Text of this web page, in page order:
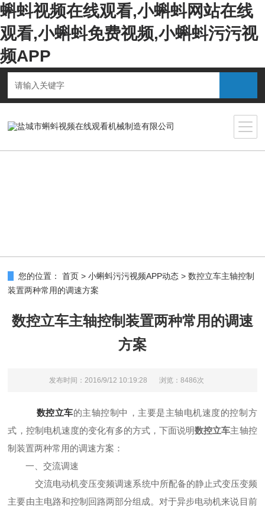
蝌蚪视频在线观看,小蝌蚪网站在线
观看,小蝌蚪免费视频,小蝌蚪污污视
频APP
您的位置： 首页 >小蝌蚪污污视频APP动态 >数控立车主轴控制
装置两种常用的调速方案
数控立车主轴控制装置两种常用的调速
方案
发布时间：2016/9/12 10:19:28 浏览：8486次
数控立车的主轴控制中，主要是主轴电机速度的控制方
式，控制电机速度的变化有多的方式，下面说明数控立车主轴控
制装置两种常用的调速方案：
一、交流调速
交流电动机变压变频调速系统中所配备的静止式变压变频
主要由主电路和控制回路两部分组成。对于异步电动机来说目前